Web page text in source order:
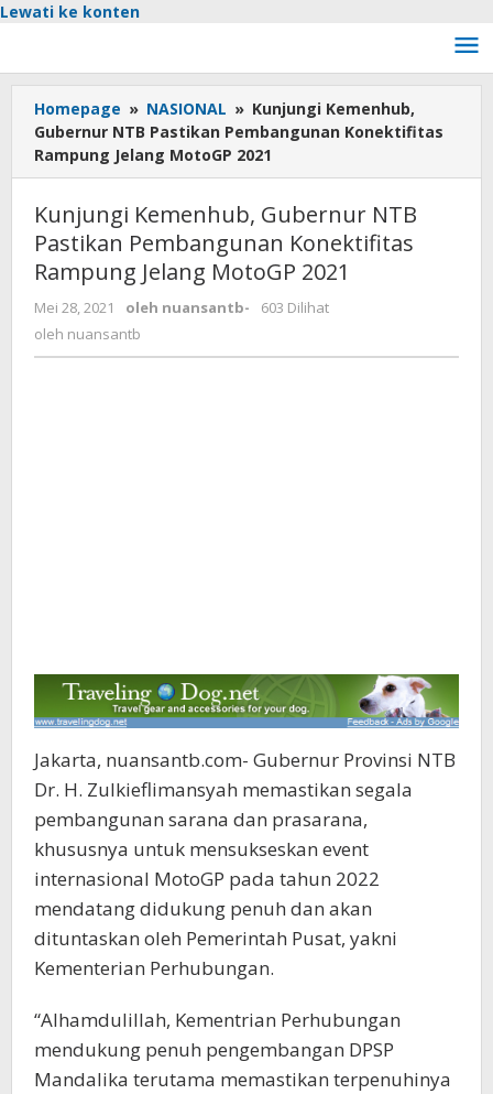
Lewati ke konten
Homepage » NASIONAL » Kunjungi Kemenhub,
Gubernur NTB Pastikan Pembangunan Konektifitas
Rampung Jelang MotoGP 2021
Kunjungi Kemenhub, Gubernur NTB
Pastikan Pembangunan Konektifitas
Rampung Jelang MotoGP 2021
Mei 28, 2021 oleh nuansantb-
603 Dilihat
oleh nuansantb
Jakarta, nuansantb.com- Gubernur Provinsi NTB
Dr. H. Zulkieflimansyah memastikan segala
pembangunan sarana dan prasarana,
khususnya untuk mensukseskan event
internasional MotoGP pada tahun 2022
mendatang didukung penuh dan akan
dituntaskan oleh Pemerintah Pusat, yakni
Kementerian Perhubungan.
“Alhamdulillah, Kementrian Perhubungan
mendukung penuh pengembangan DPSP
Mandalika terutama memastikan terpenuhinya